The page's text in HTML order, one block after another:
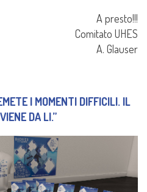
A presto!!!
Comitato UHES
A. Glauser
I MOMENTI DIFFICILI. IL
DA LI.”